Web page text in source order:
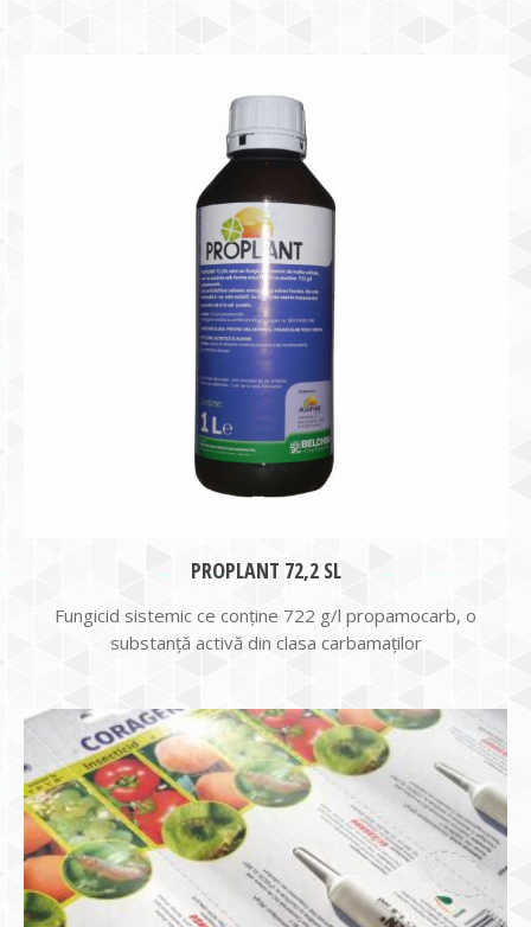
PROPLANT 72,2 SL
Fungicid sistemic ce conține 722 g/l propamocarb, o
substanță activă din clasa carbamaților